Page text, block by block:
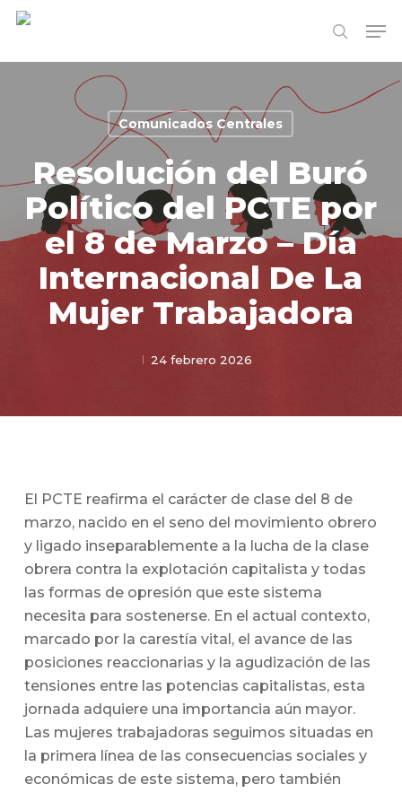
Skip
search
Comunicados Centrales
Resolución del Buró
Político del PCTE por
el 8 de Marzo – Día
Internacional De La
Mujer Trabajadora
24 febrero 2026
El PCTE reafirma el carácter de clase del 8 de
marzo, nacido en el seno del movimiento obrero
y ligado inseparablemente a la lucha de la clase
obrera contra la explotación capitalista y todas
las formas de opresión que este sistema
necesita para sostenerse. En el actual contexto,
marcado por la carestía vital, el avance de las
posiciones reaccionarias y la agudización de las
tensiones entre las potencias capitalistas, esta
jornada adquiere una importancia aún mayor.
Las mujeres trabajadoras seguimos situadas en
la primera línea de las consecuencias sociales y
económicas de este sistema, pero también
Menu